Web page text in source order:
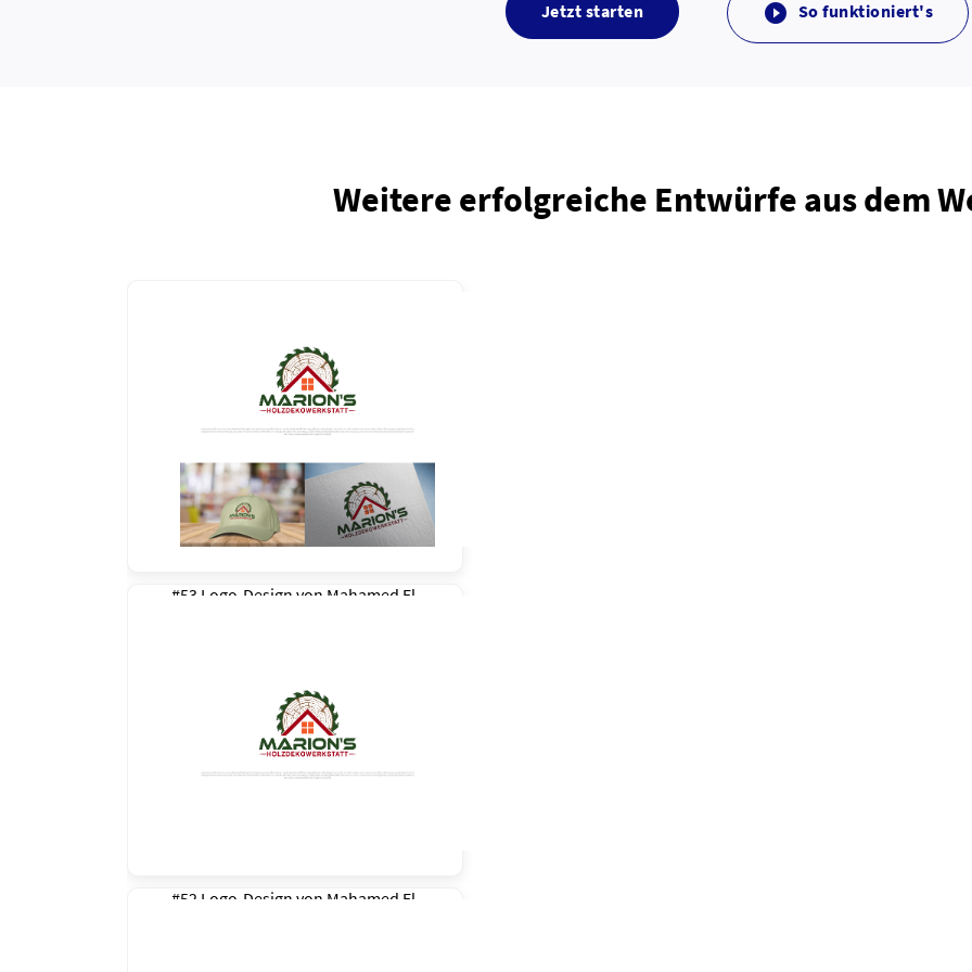
Jetzt starten  So funktioniert's
Weitere erfolgreiche Entwürfe aus dem
#53 Logo-Design von Mahamed El
#52 Logo-Design von Mahamed El